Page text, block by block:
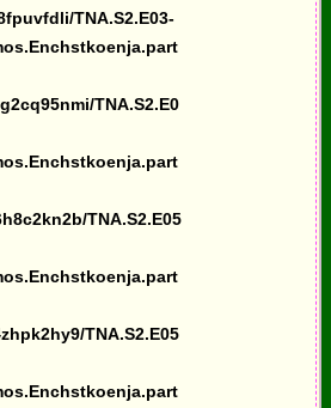
TNA.S2.E03-
TNA.S2.E0
TNA.S2.E05
TNA.S2.E05